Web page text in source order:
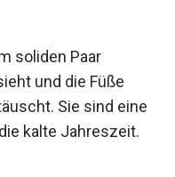
soliden Paar
und die Füße
Sie sind eine
kalte Jahreszeit.